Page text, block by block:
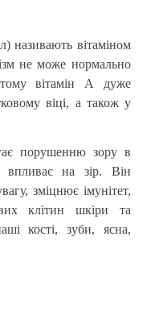
називають вітаміном
не може нормально
вітамін А дуже
віці, а також у
порушенню зору в
впливає на зір. Він
зміцнює імунітет,
клітин шкіри та
кості, зуби, ясна,